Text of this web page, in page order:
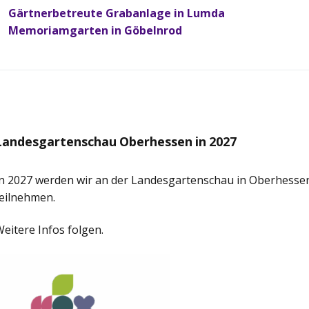
Gärtnerbetreute Grabanlage in Lumda
Memoriamgarten in Göbelnrod
Oberhessen in 2027
2027 werden wir an der Landesgartenschau in
Infos folgen.